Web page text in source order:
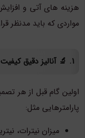
هزینه های آتی و
مواردی که باید مدنظر
1. 🔬 آنالیز دقیق کیفیت آب ورودی
اولین گام قبل از هر
پارامترهایی مثل:
میزان نیترات،